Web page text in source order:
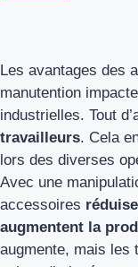
Les avantages des
manutention
industrielles. Tout
travailleurs. Cela
lors des diverses
Avec une
accessoires
augmentent la
augmente, mais les